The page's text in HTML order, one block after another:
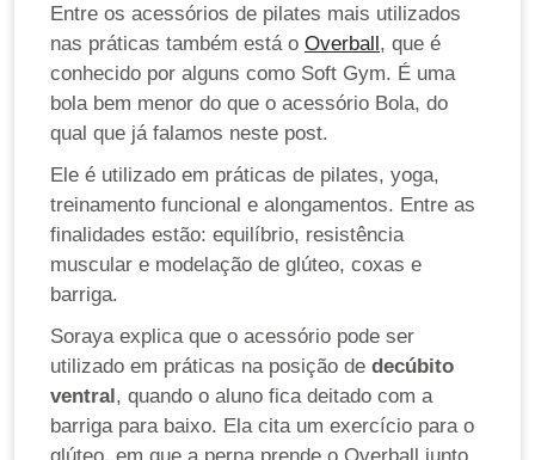
Entre os acessórios de pilates mais utilizados
nas práticas também está o Overball, que é
conhecido por alguns como Soft Gym. É uma
bola bem menor do que o acessório Bola, do
qual que já falamos neste post.
Ele é utilizado em práticas de pilates, yoga,
treinamento funcional e alongamentos. Entre as
finalidades estão: equilíbrio, resistência
muscular e modelação de glúteo, coxas e
barriga.
Soraya explica que o acessório pode ser
utilizado em práticas na posição de decúbito
ventral, quando o aluno fica deitado com a
barriga para baixo. Ela cita um exercício para o